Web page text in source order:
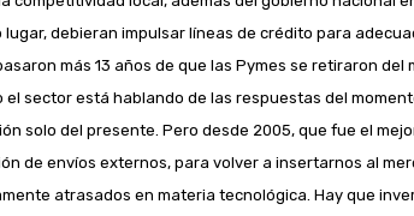
lugar, debieran impulsar líneas de crédito para
más 13 años de que las Pymes se retiraron del
el sector está hablando de las respuestas del
solo del presente. Pero desde 2005, que fue el
de envíos externos, para volver a insertarnos al
atrasados en materia tecnológica. Hay que